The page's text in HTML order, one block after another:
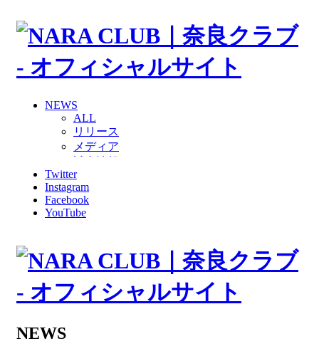
NEWS
ALL
リリース
メディア
グッズ
ファンコミュニティ
普及・育成
ホームタウン
その他
TEAM
2026/27トップチームスタッフ
Twitter
Instagram
Facebook
YouTube
NEWS